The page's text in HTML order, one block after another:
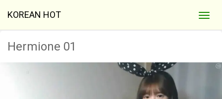
KOREAN HOT
Hermione 01